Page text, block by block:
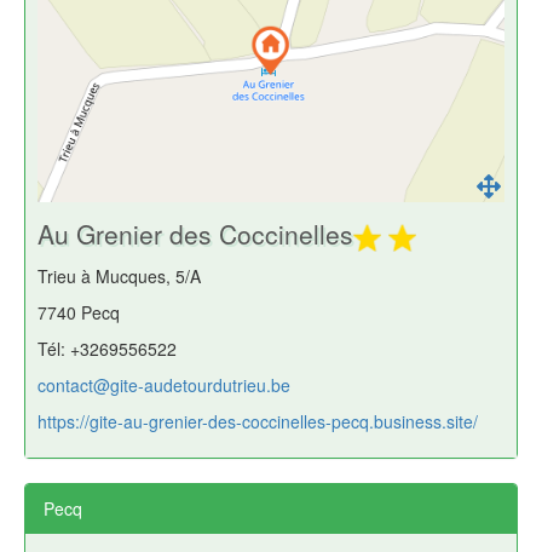
Au Grenier des Coccinelles
Trieu à Mucques, 5/A
7740 Pecq
Tél: +3269556522
contact@gite-audetourdutrieu.be
https://gite-au-grenier-des-coccinelles-pecq.business.site/
Pecq